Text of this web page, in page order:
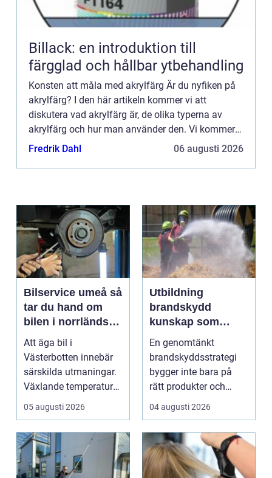
Billack: en introduktion till
färgglad och hållbar ytbehandling
Konsten att måla med akrylfärg Är du nyfiken på
akrylfärg? I den här artikeln kommer vi att
diskutera vad akrylfärg är, de olika typerna av
akrylfärg och hur man använder den. Vi kommer
också ...
Fredrik Dahl 06 augusti 2026
Bilservice umeå så
tar du hand om
bilen i norrländskt
klimat
Att äga bil i
Västerbotten innebär
särskilda utmaningar.
Växlande temperaturer,
vägsalt, grus, snösl...
05 augusti 2026
Utbildning
brandskydd
kunskap som
räddar liv och
skyddar
verksamheter
En genomtänkt
brandskyddsstrategi
bygger inte bara på
rätt produkter och
installationer. Den
bygger ...
04 augusti 2026